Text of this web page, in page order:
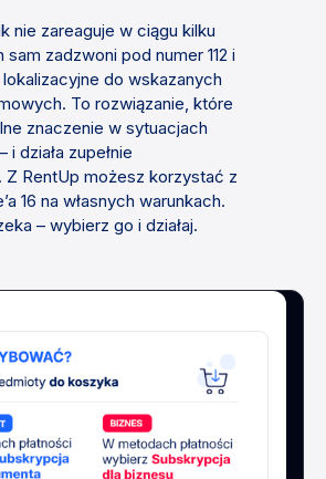
nie zareaguje w ciągu kilku
zadzwoni pod numer 112 i
do wskazanych
To rozwiązanie, które
znaczenie w sytuacjach
działa zupełnie
Z RentUp możesz korzystać z
16 na własnych warunkach.
– wybierz go i działaj.